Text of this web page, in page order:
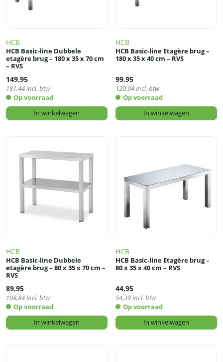
HCB
HCB Basic-line Dubbele
etagère brug – 180 x 35 x 70 cm
– RVS
149,95
181,44incl. btw
Op voorraad
In winkelwagen
HCB
HCB Basic-line Etagère brug –
180 x 35 x 40 cm – RVS
99,95
120,94incl. btw
Op voorraad
In winkelwagen
HCB
HCB Basic-line Dubbele
etagère brug – 80 x 35 x 70 cm –
RVS
89,95
108,84incl. btw
Op voorraad
In winkelwagen
HCB
HCB Basic-line Etagère brug –
80 x 35 x 40 cm – RVS
44,95
54,39incl. btw
Op voorraad
In winkelwagen